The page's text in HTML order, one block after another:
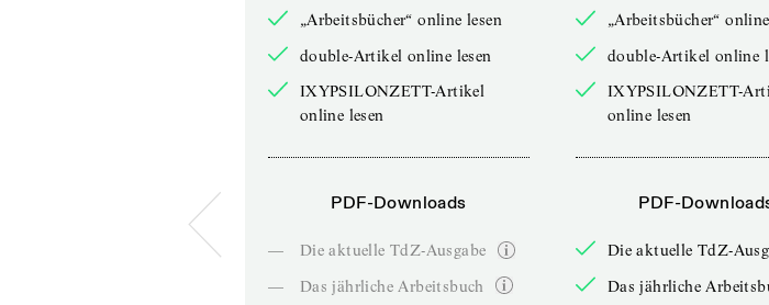
„Arbeitsbücher“ online lesen
double-Artikel online lesen
IXYPSILONZETT-Artikel
online lesen
PDF-Downloads
—
Die aktuelle TdZ-Ausgabe
—
Das jährliche Arbeitsbuch
„Arbeitsbücher“
double-Artikel online
IXYPSILONZETT-
online lesen
PDF-
Die aktuelle TdZ-
Das jährliche